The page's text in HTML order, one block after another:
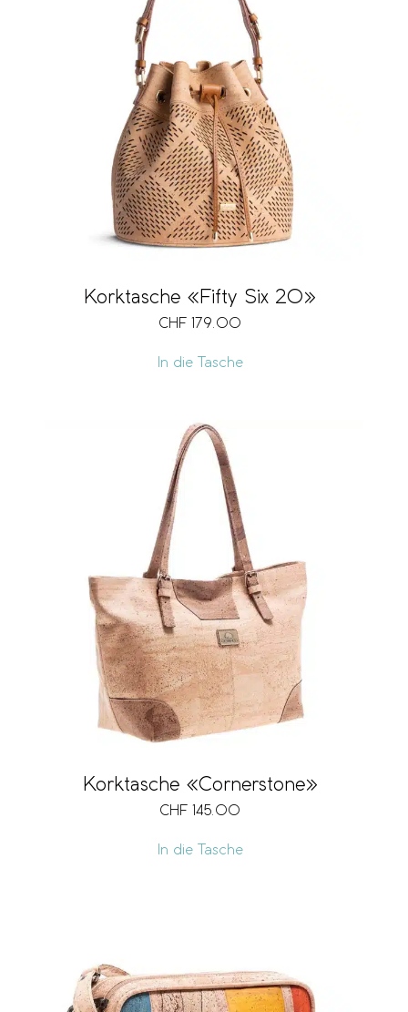
Korktasche «Fifty Six 20»
CHF 179.00
In die Tasche
Korktasche «Cornerstone»
CHF 145.00
In die Tasche